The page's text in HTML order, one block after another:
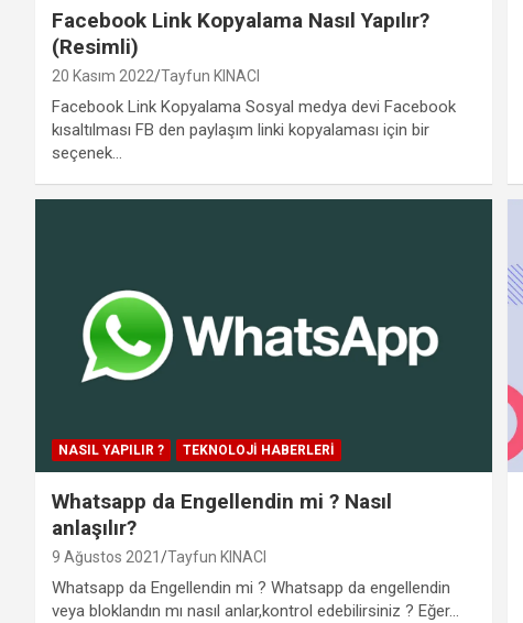
Facebook Link Kopyalama Nasıl Yapılır?
(Resimli)
20 Kasım 2022 Tayfun KINACI
Facebook Link Kopyalama Sosyal medya devi Facebook
kısaltılması FB den paylaşım linki kopyalaması için bir
seçenek…
NASIL YAPILIR ? TEKNOLOJI HABERLERI
Whatsapp da Engellendin mi ? Nasıl
anlaşılır?
9 Ağustos 2021 Tayfun KINACI
Whatsapp da Engellendin mi ? Whatsapp da engellendin
veya bloklandın mı nasıl anlar,kontrol edebilirsiniz ? Eğer…